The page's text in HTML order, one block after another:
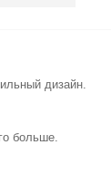
дизайн.
больше.